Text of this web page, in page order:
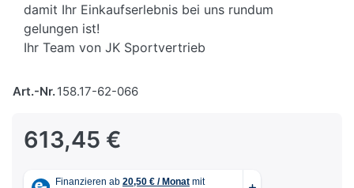
damit Ihr Einkaufserlebnis bei uns rundum
gelungen ist!
Ihr Team von JK Sportvertrieb
Art.-Nr.158.17-62-066
613,45 €